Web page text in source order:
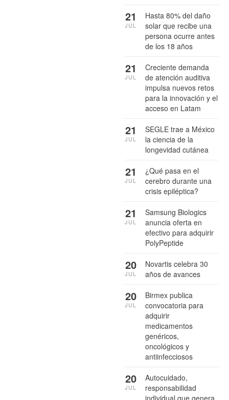
Hasta 80% del daño
solar que recibe una
persona ocurre antes
de los 18 años
21
JUL
Creciente demanda
de atención auditiva
impulsa nuevos retos
para la innovación y el
acceso en Latam
21
JUL
SEGLE trae a México
la ciencia de la
longevidad cutánea
21
JUL
¿Qué pasa en el
cerebro durante una
crisis epiléptica?
21
JUL
Samsung Biologics
anuncia oferta en
efectivo para adquirir
PolyPeptide
21
JUL
Novartis celebra 30
años de avances
20
JUL
Birmex publica
convocatoria para
adquirir
medicamentos
genéricos,
oncológicos y
antiinfecciosos
20
JUL
Autocuidado,
responsabilidad
individual que genera
20
JUL